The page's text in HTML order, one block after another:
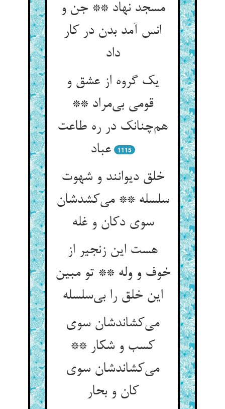
مسجد نهاد ** جن و
انس آمد بدن در کار
داد
یک گروه از عشق و
قومی بی‌مراد **
هم‌چنانک در ره طاعت
عباد
1115
خلق دیوانند و شهوت
سلسله ** می‌کشدشان
سوی دکان و غله
هست این زنجیر از
خوف و وله ** تو مبین
این خلق را بی‌سلسله
می‌کشاندشان سوی
کسب و شکار **
می‌کشاندشان سوی
کان و بحار